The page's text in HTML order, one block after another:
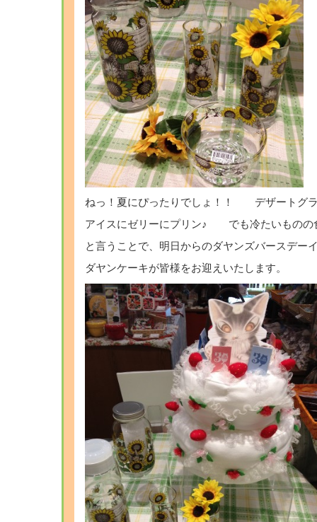
ねっ！夏にぴったりでしょ！！ デザートグ
アイスにゼリーにプリン♪ でも冷たいものの
と言うことで、明日からのダヤンズバースデー
ダヤンケーキが皆様をお迎えいたします。